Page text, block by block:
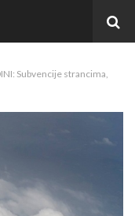
Subvencije strancima,